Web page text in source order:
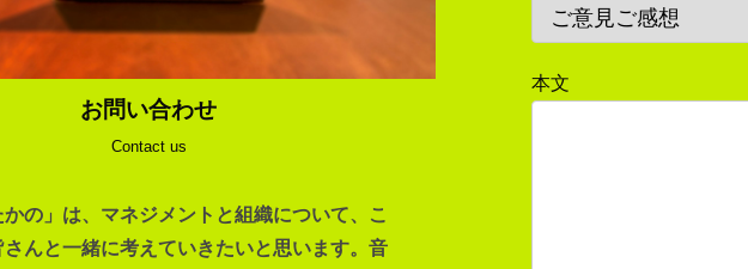
お問い合わせ
Contact us
かの」は、マネジメントと組織について、こ
んと一緒に考えていきたいと思います。音
本文